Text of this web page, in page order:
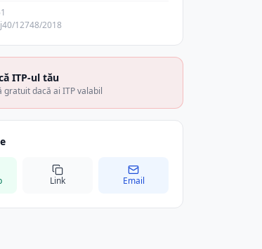
12748/2018
ITP-ul tău
gratuit dacă ai ITP valabil
Link Email